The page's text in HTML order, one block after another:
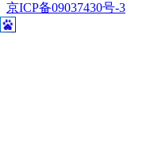
京ICP备09037430号-3